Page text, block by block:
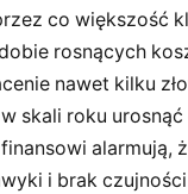
co większość
rosnących
nawet kilku
skali roku
alarmują,
i brak